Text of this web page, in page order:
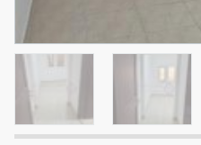
رقم الوسيط
أتصل الأن